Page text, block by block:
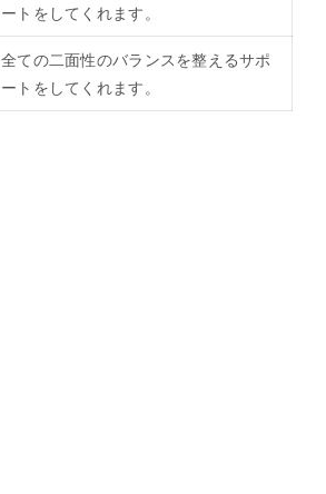
ートをしてくれます。
全ての二面性のバランスを整えるサポ
ートをしてくれます。